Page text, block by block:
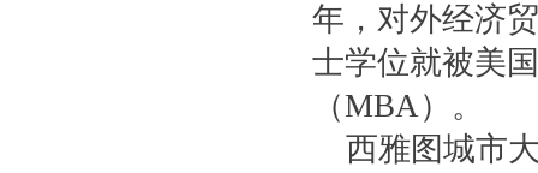
年，对外经济
士学位就被美
（MBA）。
西雅图城市